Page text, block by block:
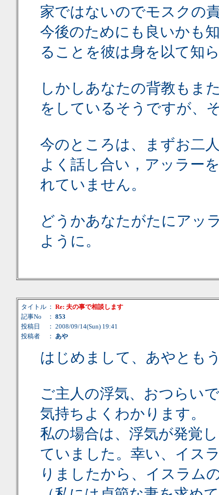
家ではないのでモスクの
今後のためにも良いかも
ることを彼は身を以て知
しかしあなたの背教もま
をしているそうですが、
今のところは、まずお二
よく話し合い，アッラー
れていません。
どうかあなたがたにアッ
ように。
タイトル ： Re: 夫の事で相談します
記事No
： 853
投稿日
： 2008/09/14(Sun) 19:41
投稿者
： あや
はじめまして、あやとも
ご主人の浮気、おつらい
気持ちよくわかります。
私の場合は、浮気が発覚
ていました。幸い、イス
りましたから、イスラム